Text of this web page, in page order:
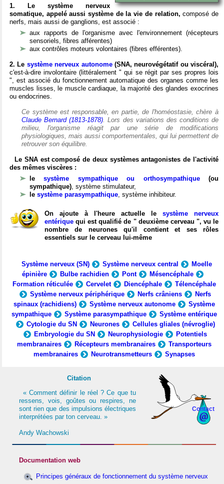
1. Le système nerveux
somatique, appelé aussi système de la vie de relation, composé de
nerfs, mais aussi de ganglions, est associé :
aux rapports de l'organisme avec l'environnement (récepteurs
sensoriels, fibres afférentes)
aux contrôles moteurs volontaires (fibres efférentes).
2. Le système nerveux autonome(SNA, neurovégétatif ou viscéral),
c'est-à-dire involontaire (littéralement " qui se régit par ses propres lois
", est associé du fonctionnement automatique des organes comme les
muscles lisses, le muscle cardiaque, la majorité des glandes exocrines
ou endocrines.
Ce système est responsable, en partie, de l'homéostasie, chère à
Claude Bernard (1813-1878). Lors des variations des conditions de
milieu, l'organisme réagit par une série de modifications
physiologiques, mais aussi comportementales, qui lui permettent de
retrouver son équilibre.
Le SNA est composé de deux systèmes antagonistes de l'activité
des mêmes viscères :
lesystème sympathique ou orthosympathique(ou
sympathique), système stimulateur,
le système parasympathique, système inhibiteur.
On ajoute à l'heure actuelle le système nerveux
entérique qui est qualifié de " deuxième cerveau ", vu le
nombre de neurones qu'il contient et ses rôles
essentiels sur le cerveau lui-même
Système nerveux (SN) Système nerveux central
Moelle
épinière
Bulbe rachidien Pont
Mésencéphale
Formation réticulée
Cervelet Diencéphale
Télencéphale
Système nerveux périphérique
Nerfs crâniens
Nerfs
spinaux (rachidiens)
Système nerveux autonome
Système
sympathique
Système parasympathique
Système entérique
Cytologie du SN
Neurones
Cellules gliales (névroglie)
Embryologie du SN
Neurophysiologie
Potentiels
membranaires
Récepteurs membranaires
Transporteurs
membranaires
Neurotransmetteurs Synapses
Contact
Citation
« Comment définir le réel ? Ce que tu
ressens, vois, goûtes ou respires, ne
sont rien que des impulsions électriques
interprétées par ton cerveau. »
Andy Wachowski
Documentation web
Principes généraux de fonctionnement du système nerveux